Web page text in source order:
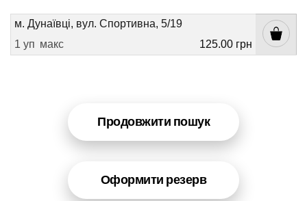
м. Дунаївці, вул. Спортивна, 5/19
1 уп макс 125.00 грн
Продовжити пошук
Оформити резерв